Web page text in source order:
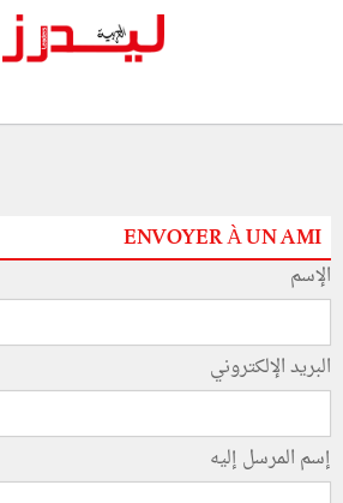
ENVOYER À UN AMI
الإسم
البريد الإلكتروني
إسم المرسل إليه